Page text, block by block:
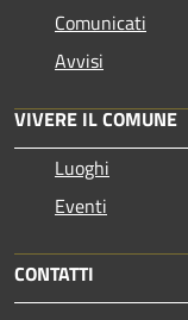
Comunicati
Avvisi
VIVERE IL COMUNE
Luoghi
Eventi
CONTATTI